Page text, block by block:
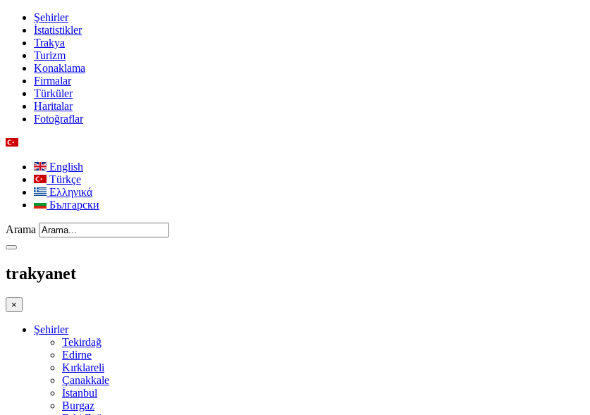
Şehirler
İstatistikler
Trakya
Turizm
Konaklama
Firmalar
Türküler
Haritalar
Fotoğraflar
English
Türkçe
Ελληνικά
Български
Arama
trakyanet
×
Şehirler
Tekirdağ
Edirne
Kırklareli
Çanakkale
İstanbul
Burgaz